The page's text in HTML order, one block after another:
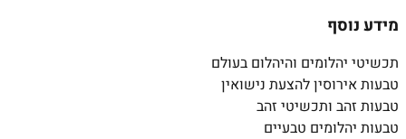
מידע נוסף
תכשיטי יהלומים והיהלום בעולם
טבעות אירוסין להצעת נישואין
טבעות זהב ותכשיטי זהב
טבעות יהלומים טבעיים